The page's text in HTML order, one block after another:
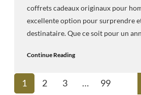
coffrets cadeaux originaux pour
excellente option pour surprendre
destinataire. Que ce soit pour un
Continue Reading
1 2 3 … 99